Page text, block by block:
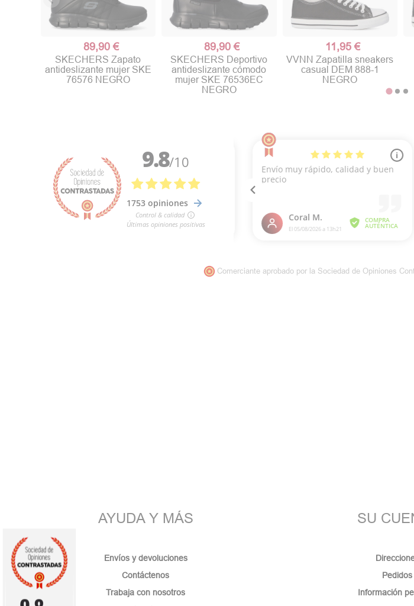
89,90 €
SKECHERS Zapato
antideslizante mujer SKE
76576 NEGRO
89,90 €
SKECHERS Deportivo
antideslizante cómodo
mujer SKE 76536EC
NEGRO
11,95 €
VVNN Zapatilla sneakers
casual DEM 888-1
NEGRO
Comerciante aprobado por la Sociedad de Opiniones
AYUDA Y MÁS
Envíos y devoluciones
Contáctenos
Trabaja con nosotros
SU
Pedidos
Información